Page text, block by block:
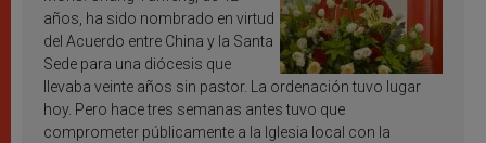
años, ha sido nombrado en virtud
del Acuerdo entre China y la Santa
Sede para una diócesis que
llevaba veinte años sin pastor. La ordenación tuvo lugar
hoy. Pero hace tres semanas antes tuvo que
comprometer públicamente a la Iglesia local con la